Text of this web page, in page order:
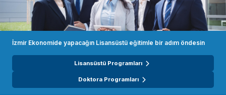
İzmir Ekonomide yapacağın Lisansüstü eğitimle bir adım öndesin
Lisansüstü Programları
Doktora Programları